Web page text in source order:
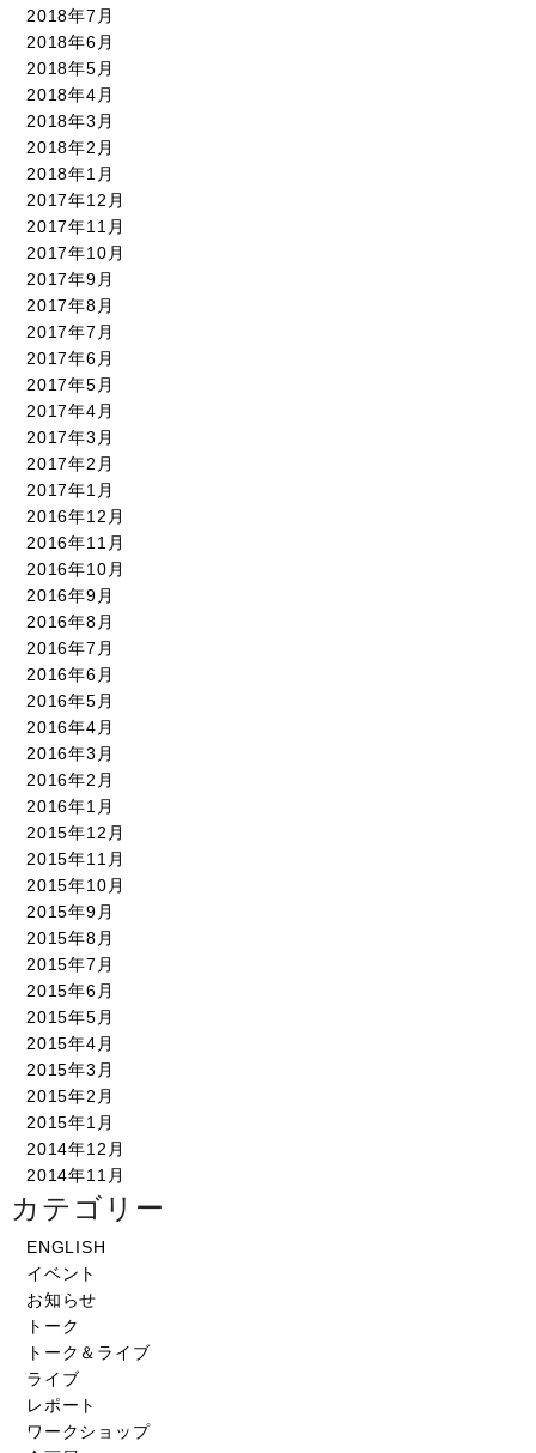
2018年7月
2018年6月
2018年5月
2018年4月
2018年3月
2018年2月
2018年1月
2017年12月
2017年11月
2017年10月
2017年9月
2017年8月
2017年7月
2017年6月
2017年5月
2017年4月
2017年3月
2017年2月
2017年1月
2016年12月
2016年11月
2016年10月
2016年9月
2016年8月
2016年7月
2016年6月
2016年5月
2016年4月
2016年3月
2016年2月
2016年1月
2015年12月
2015年11月
2015年10月
2015年9月
2015年8月
2015年7月
2015年6月
2015年5月
2015年4月
2015年3月
2015年2月
2015年1月
2014年12月
2014年11月
カテゴリー
ENGLISH
イベント
お知らせ
トーク
トーク＆ライブ
ライブ
レポート
ワークショップ